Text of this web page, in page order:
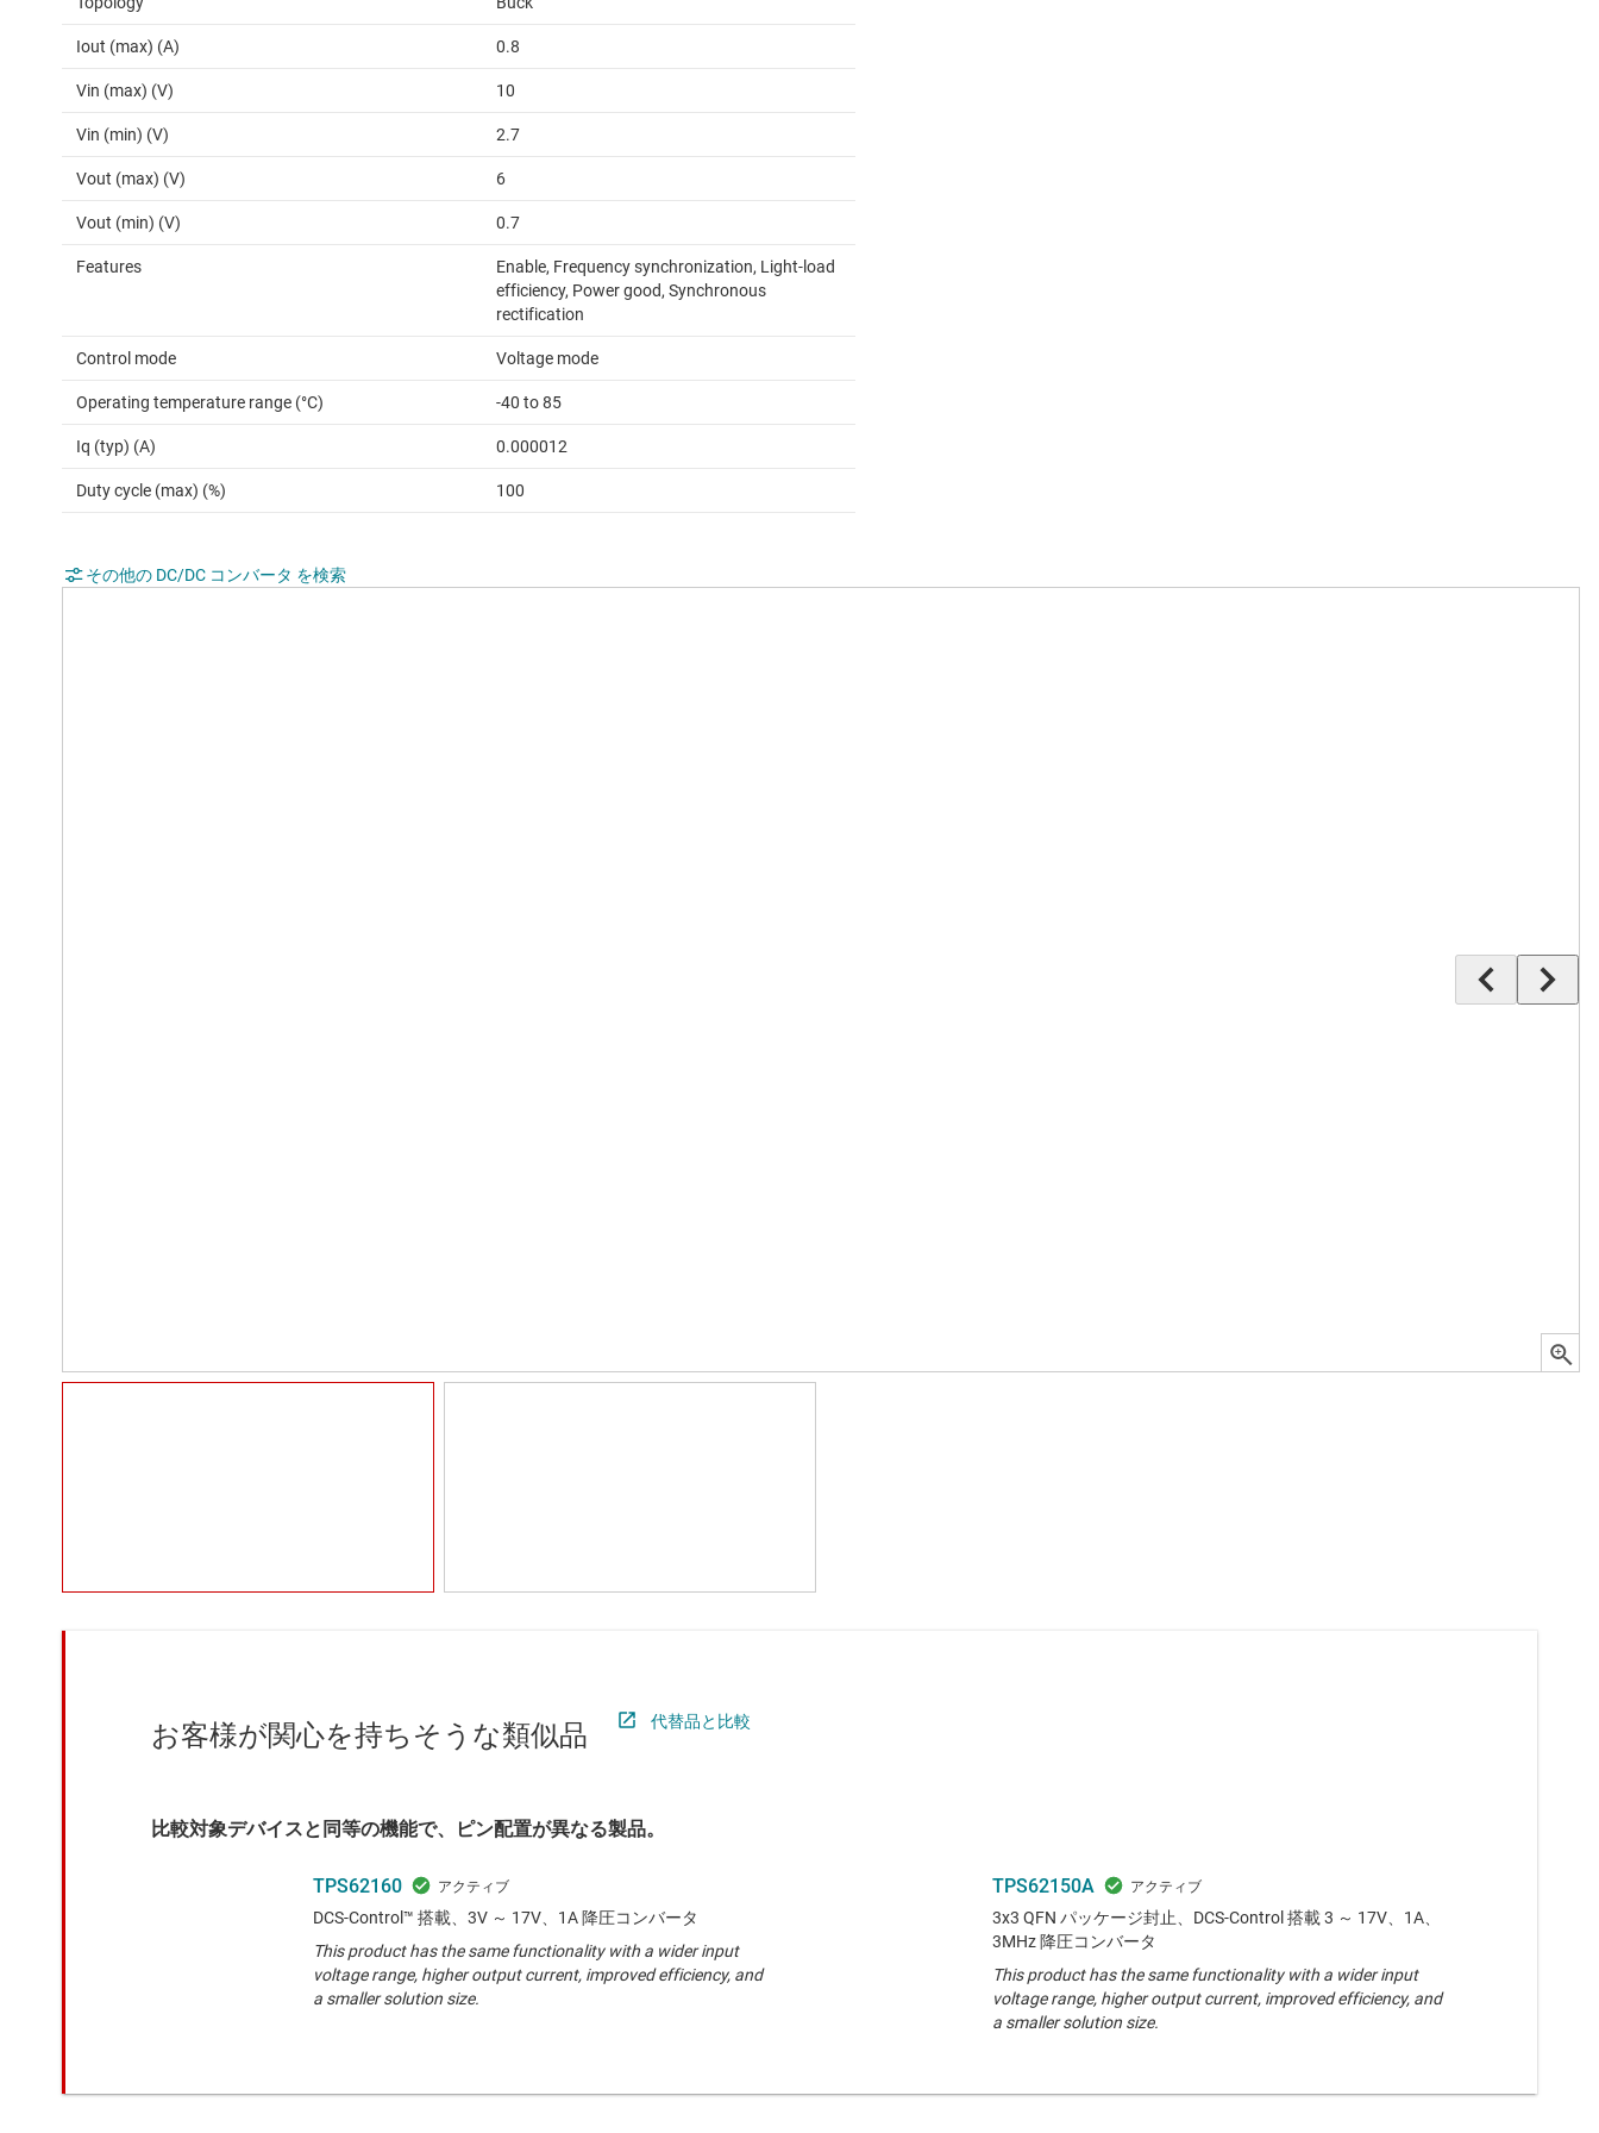
Iout (max) (A) 0.8
Vin (max) (V) 10
Vin (min) (V) 2.7
Vout (max) (V) 6
Vout (min) (V) 0.7
Features
Enable, Frequency synchronization, Light-load
efficiency, Power good, Synchronous
rectification
Control mode Voltage mode
Operating temperature range (°C) -40 to 85
Iq (typ) (A) 0.000012
Duty cycle (max) (%) 100
その他の DC/DC コンバータ を検索
お客様が関心を持ちそうな類似品 代替品と比較
比較対象デバイスと同等の機能で、ピン配置が異なる製品。
TPS62160
DCS-Control™ 搭載、3V ～ 17V、1A 降圧コンバータ
This product has the same functionality with a wider input
voltage range, higher output current, improved efficiency, and
a smaller solution size.
TPS62150A
3x3 QFN パッケージ封止、DCS-Control 搭載 3 ～ 17V、1A、
3MHz 降圧コンバータ
This product has the same functionality with a wider input
voltage range, higher output current, improved efficiency, and
a smaller solution size.